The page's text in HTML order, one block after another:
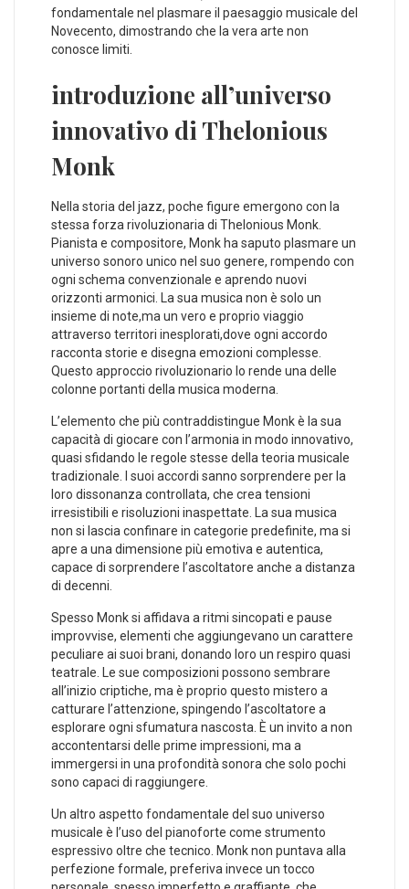
fondamentale nel plasmare il paesaggio‌ musicale del
Novecento, dimostrando che la vera arte ⁣non
conosce limiti.
introduzione all’universo
innovativo ‌di Thelonious
Monk
Nella storia del jazz, poche figure emergono con la
stessa ‌forza rivoluzionaria ‍di Thelonious Monk.
Pianista‌ e compositore, Monk ha saputo plasmare un
universo sonoro unico nel suo genere, rompendo⁤ con
ogni schema convenzionale e aprendo ⁣nuovi
orizzonti armonici. La sua ⁢musica non è solo un
insieme di note,ma un vero e proprio viaggio
attraverso‍ territori inesplorati,dove ogni accordo
racconta storie e disegna emozioni complesse. ​
Questo approccio rivoluzionario ⁤lo⁤ rende una delle
colonne portanti della musica moderna.
L’elemento che più contraddistingue Monk è la sua
capacità di giocare con l’armonia in modo innovativo,
quasi sfidando le regole stesse della teoria musicale
tradizionale.‌ I⁤ suoi accordi sanno sorprendere per la
loro dissonanza controllata, che crea tensioni
irresistibili e risoluzioni inaspettate. ‌La sua musica
non‍ si lascia confinare ‌in categorie predefinite, ma si
apre a ⁣una dimensione più emotiva e autentica,
capace di sorprendere l’ascoltatore anche a distanza
di decenni.
Spesso Monk si ​affidava a ⁤ritmi sincopati e pause
improvvise, elementi che aggiungevano un ⁢carattere
peculiare ai suoi brani, donando loro⁣ un respiro quasi
teatrale. Le sue ⁢composizioni‌ possono sembrare
all’inizio criptiche, ma è proprio questo mistero a
catturare ‍l’attenzione, spingendo l’ascoltatore a
esplorare ogni sfumatura nascosta.⁤ È un⁢ invito‌ a non
accontentarsi delle prime impressioni, ma a
immergersi⁢ in una​ profondità sonora che solo pochi
‍sono capaci di raggiungere.
Un altro aspetto fondamentale del suo universo
musicale ‍è l’uso del pianoforte come strumento
espressivo oltre che tecnico. Monk non puntava alla
perfezione formale, preferiva invece un tocco